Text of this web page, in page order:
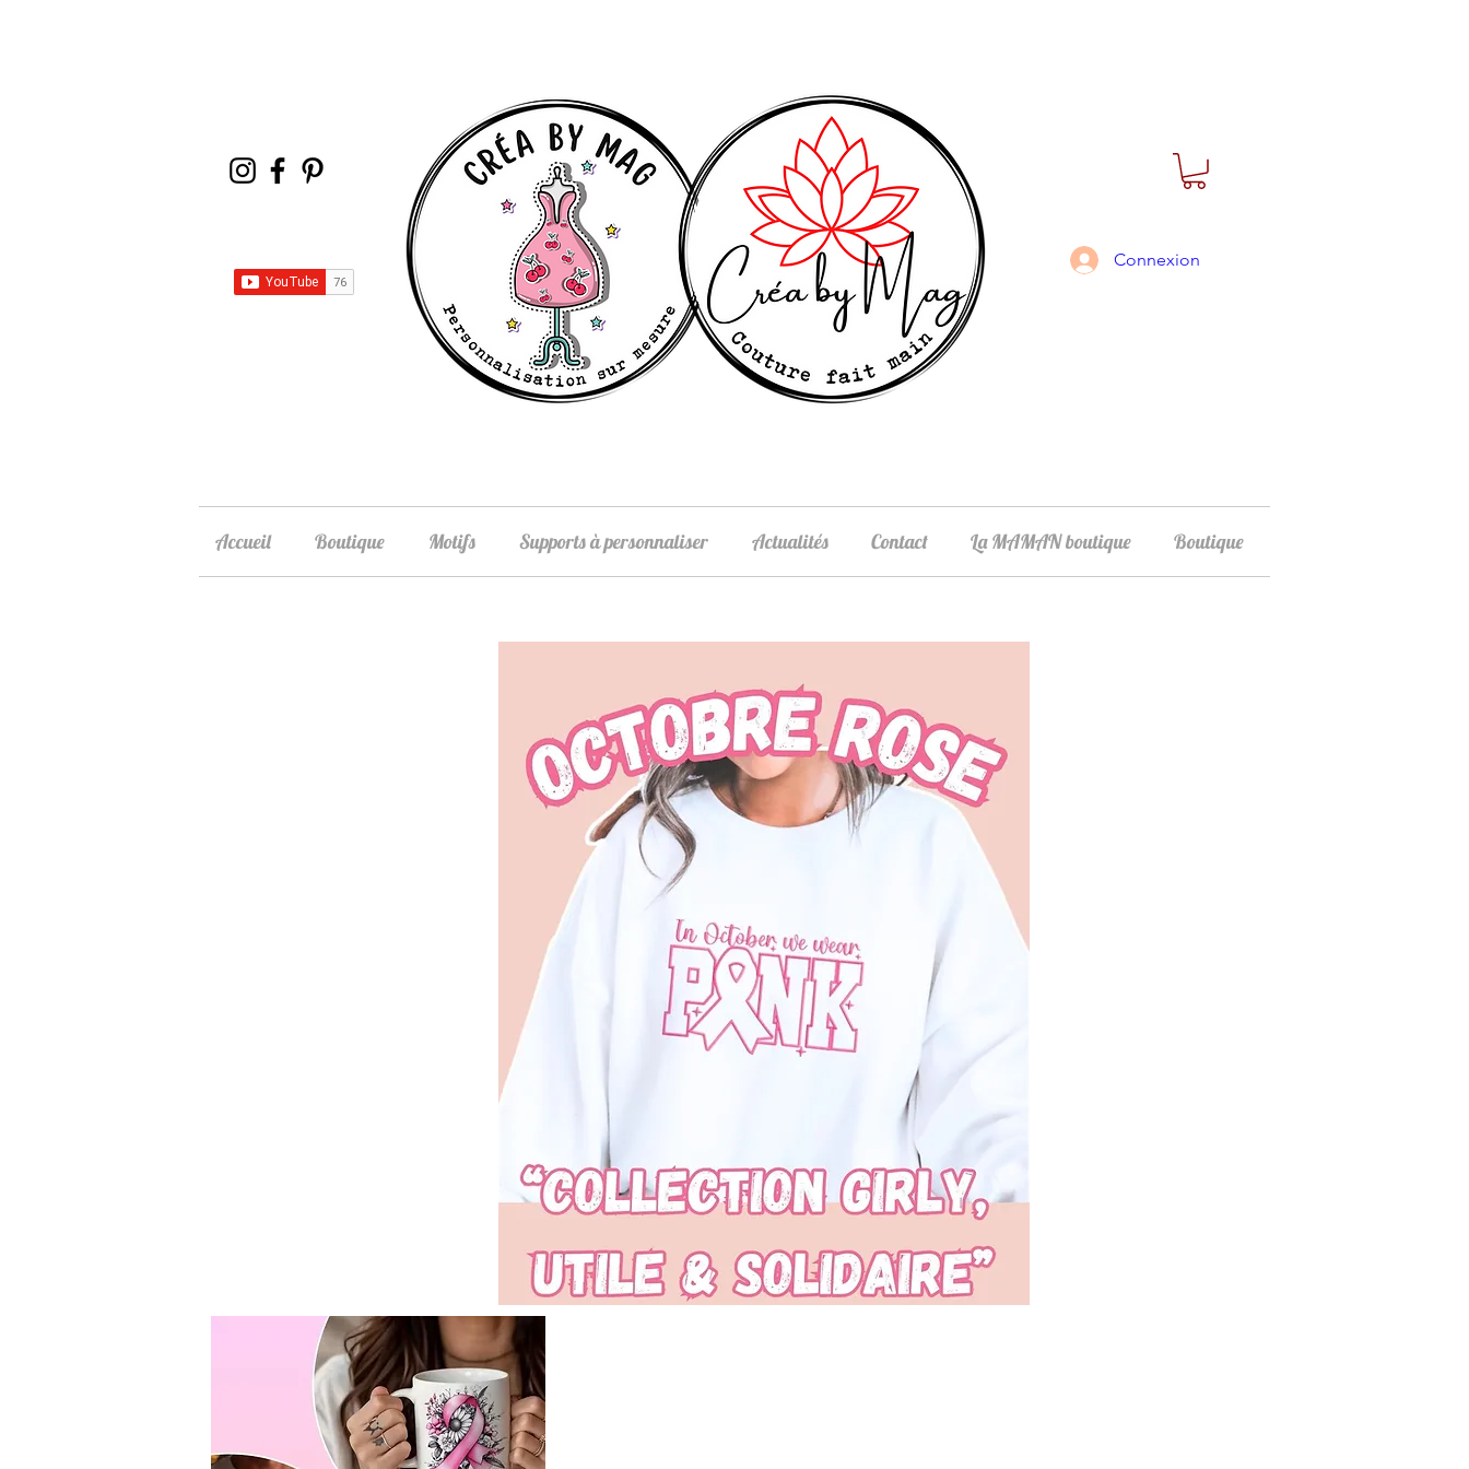
Connexion
Accueil Boutique Motifs Supports à personnaliser Actualités Contact La MAMAN boutique Boutique